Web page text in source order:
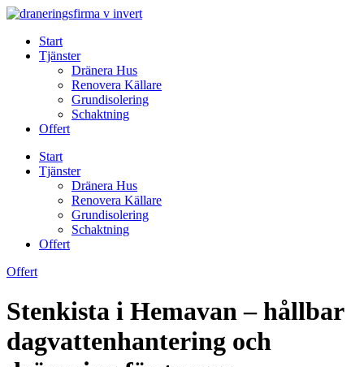
Skip
contentStart
Tjänster
Dränera Hus
Renovera Källare
Grundisolering
Schaktning
Offert
Start
Tjänster
Dränera Hus
Renovera Källare
Grundisolering
Schaktning
Offert
Offert
Stenkista i Hemavan – hållbar
dagvattenhantering och